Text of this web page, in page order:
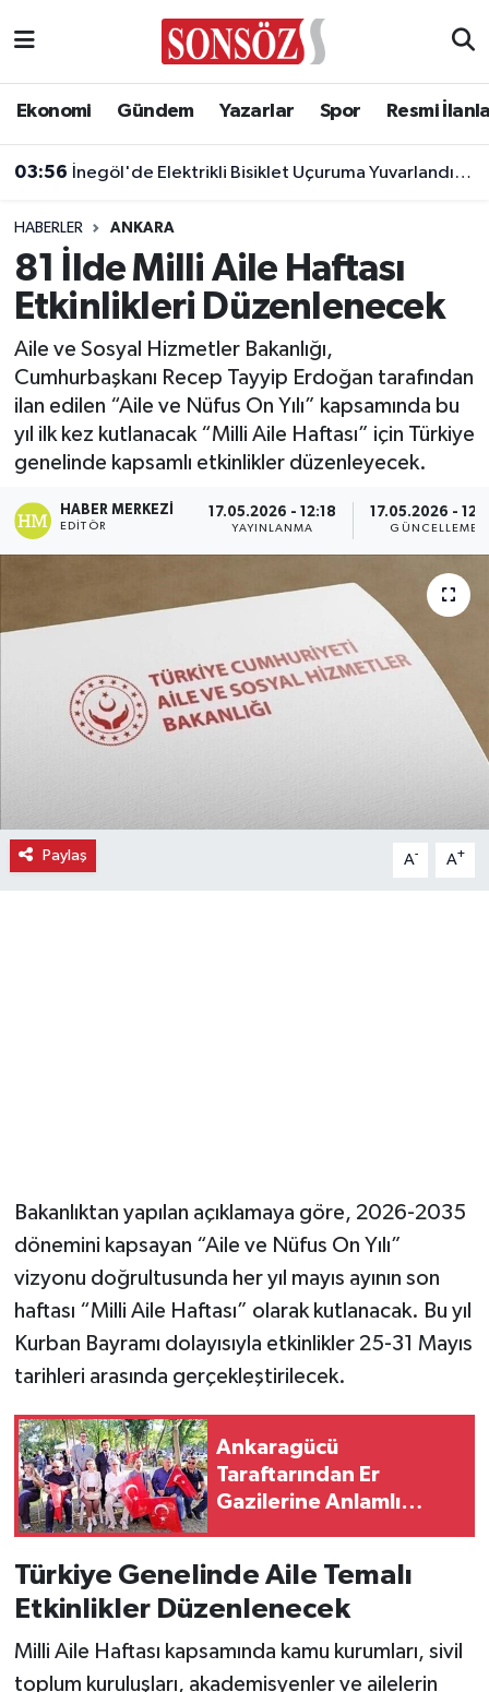
Ekonomi Gündem Yazarlar Spor Resmi
03:56 İnegöl'de Elektrikli Bisiklet Uçuruma Yuvarlandı: 3 Çocuk Yaralandı!
HABERLER ANKARA
81 İlde Milli Aile Haftası
Etkinlikleri Düzenlenecek
Aile ve Sosyal Hizmetler Bakanlığı,
Cumhurbaşkanı Recep Tayyip Erdoğan tarafından
ilan edilen “Aile ve Nüfus On Yılı” kapsamında bu
yıl ilk kez kutlanacak “Milli Aile Haftası” için Türkiye
genelinde kapsamlı etkinlikler düzenleyecek.
HABER MERKEZI
EDITÖR
17.05.2026 - 12:18
YAYINLANMA
17.05.2026 -
GÜNCELLEME
Paylaş A- A+
Bakanlıktan yapılan açıklamaya göre, 2026-2035
dönemini kapsayan “Aile ve Nüfus On Yılı”
vizyonu doğrultusunda her yıl mayıs ayının son
haftası “Milli Aile Haftası” olarak kutlanacak. Bu yıl
Kurban Bayramı dolayısıyla etkinlikler 25-31 Mayıs
tarihleri arasında gerçekleştirilecek.
Ankaragücü
Taraftarından Er
Gazilerine Anlamlı
Türkiye Genelinde Aile Temalı
Etkinlikler Düzenlenecek
Milli Aile Haftası kapsamında kamu kurumları, sivil
toplum kuruluşları, akademisyenler ve ailelerin
Asayiş
Biyografi
Çevre
Diğer
Dünya
Eğitim
Ekonomi
Gündem
Gurme
İlçe Haberleri
Siyaset
Sokak Hayvanlarını Sahiplendirme
Spor
Vasıta
Yaşam
Ankara Nöbetçi Eczaneler
Ankara Trafik Yoğunluk Haritası
Süper Lig Puan Durumu ve Fikstür
Tüm Manşetler
Son Dakika Haberleri
Haber Arşivi